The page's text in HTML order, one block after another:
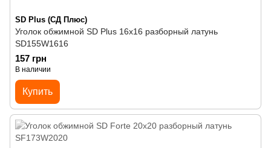
SD Plus (СД Плюс)
Уголок обжимной SD Plus 16х16 разборный латунь
SD155W1616
157 грн
В наличии
Купить